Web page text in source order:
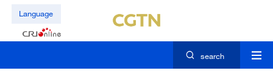
Language
search